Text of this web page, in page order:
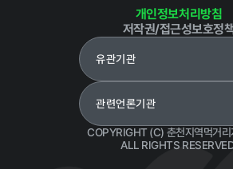
클린신고
부정 · 부패신고 갑질피해 신고
개인정보처리방침
저작권/접근성보호정
유관기관
관련언론기관
COPYRIGHT (C) 춘천지역먹거리
ALL RIGHTS